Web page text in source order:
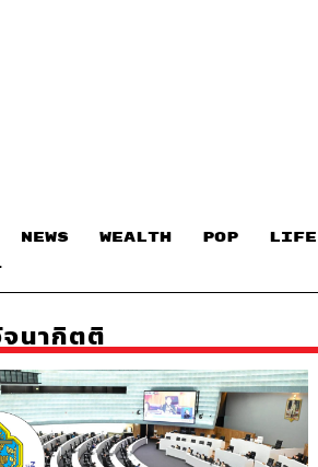
NEWS WEALTH POP LIFE
นากิตติ